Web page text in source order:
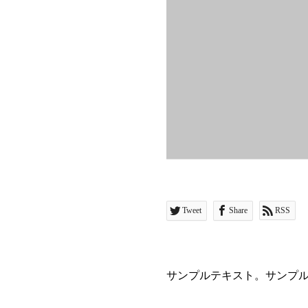
Tweet Share RSS
サンプルテキスト。サンプ